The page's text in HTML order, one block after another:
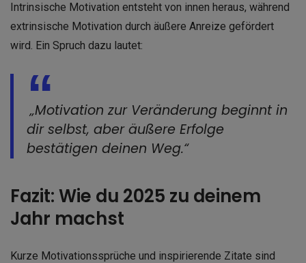
Intrinsische Motivation entsteht von innen heraus, während
extrinsische Motivation durch äußere Anreize gefördert
wird. Ein Spruch dazu lautet:
„Motivation zur Veränderung beginnt in
dir selbst, aber äußere Erfolge
bestätigen deinen Weg.“
Fazit: Wie du 2025 zu deinem
Jahr machst
Kurze Motivationssprüche und inspirierende Zitate sind